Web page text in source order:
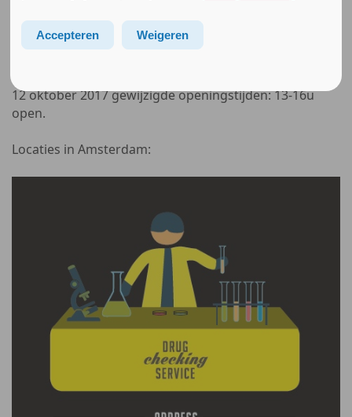
Checkdrugs-test.nlvoor adressen en actuele
openingstijden.
12 oktober 2017 gewijzigde openingstijden: 13-16u
open.
Locaties in Amsterdam:
Accepteren Weigeren